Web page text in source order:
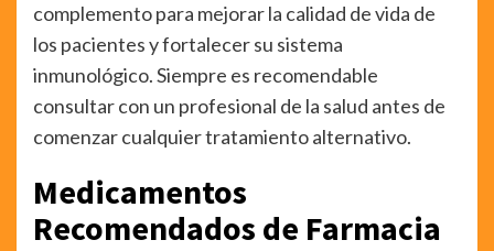
complemento para mejorar la calidad de vida de
los pacientes y fortalecer su sistema
inmunológico. Siempre es recomendable
consultar con un profesional de la salud antes de
comenzar cualquier tratamiento alternativo.
Medicamentos
Recomendados de Farmacia